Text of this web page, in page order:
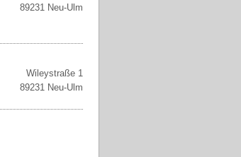
89231 Neu-Ulm
Wileystraße 1
89231 Neu-Ulm